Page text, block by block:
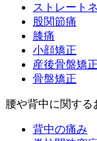
ストレート
股関節痛
膝痛
小顔矯正
産後骨盤矯正
骨盤矯正
腰や背中に関する
背中の痛み